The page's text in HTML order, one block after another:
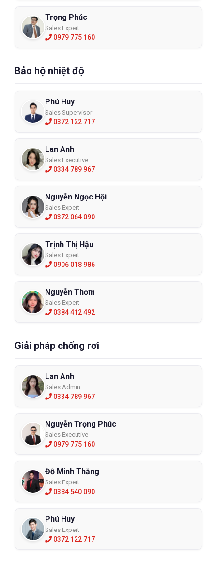
Trọng Phúc
Sales Expert
0979 775 160
Bảo hộ nhiệt độ
Phú Huy
Sales Supervisor
0372 122 717
Lan Anh
Sales Executive
0334 789 967
Nguyễn Ngọc Hội
Sales Expert
0372 064 090
Trịnh Thị Hậu
Sales Expert
0906 018 986
Nguyễn Thơm
Sales Expert
0384 412 492
Giải pháp chống rơi
Lan Anh
Sales Admin
0334 789 967
Nguyễn Trọng Phúc
Sales Executive
0979 775 160
Đỗ Minh Thắng
Sales Expert
0384 540 090
Phú Huy
Sales Expert
0372 122 717